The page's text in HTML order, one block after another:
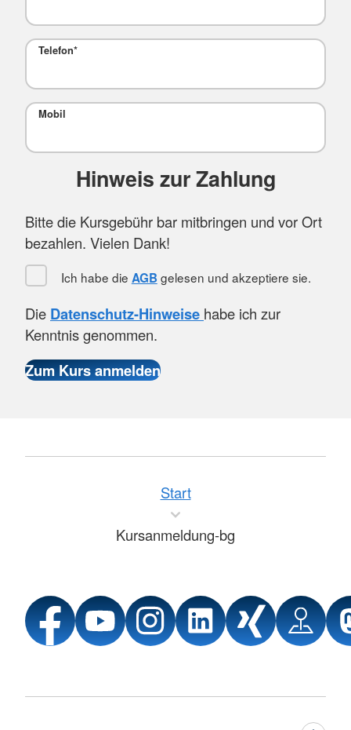
Telefon*
Mobil
Hinweis zur Zahlung
Bitte die Kursgebühr bar mitbringen und vor Ort
bezahlen. Vielen Dank!
Ich habe die AGB gelesen und akzeptiere sie.
Die Datenschutz-Hinweise habe ich zur
Kenntnis genommen.
Start
Kursanmeldung-bg